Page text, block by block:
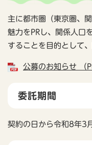
主に都市圏（東京圏、
魅力をPRし、関係人口
することを目的として
公募のお知らせ （
委託期間
契約の日から令和8年3